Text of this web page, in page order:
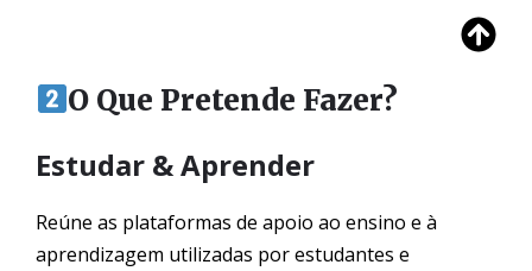
O Que Pretende Fazer?
Estudar & Aprender
Reúne as plataformas de apoio ao ensino e à
aprendizagem utilizadas por estudantes e